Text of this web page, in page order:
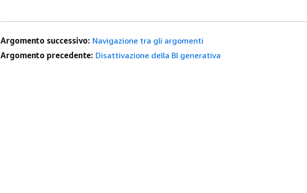
Argomento successivo: Navigazione tra gli argomenti
Argomento precedente: Disattivazione della BI generativa